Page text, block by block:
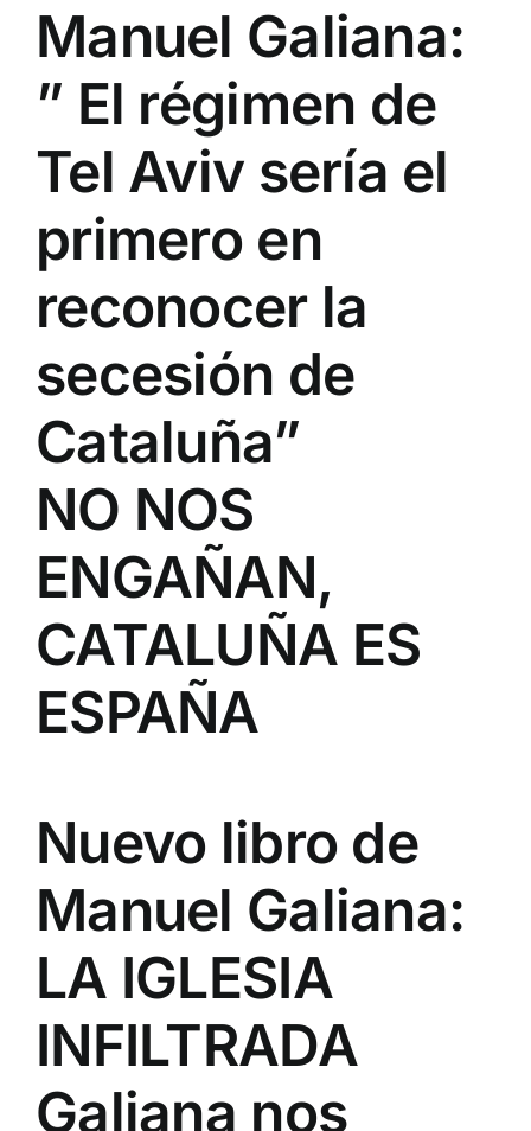
Manuel Galiana:
” El régimen de
Tel Aviv sería el
primero en
reconocer la
secesión de
Cataluña”
NO NOS
ENGAÑAN,
CATALUÑA ES
ESPAÑA
Nuevo libro de
Manuel Galiana:
LA IGLESIA
INFILTRADA
Galiana nos